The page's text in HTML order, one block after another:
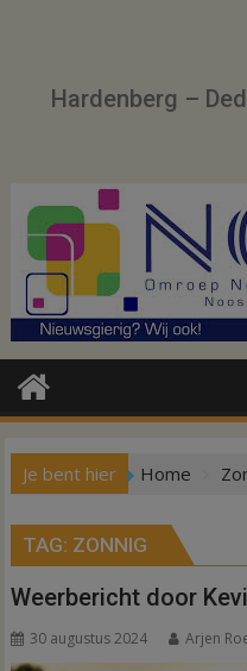
Hardenberg –
Je bent hier Home
TAG: ZONNIG
Weerbericht door
30 augustus 2024 Arjen